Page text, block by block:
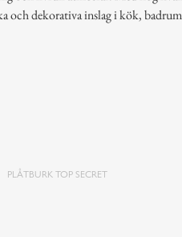
och dekorativa inslag i kök,
PLÅTBURK TOP SECRET